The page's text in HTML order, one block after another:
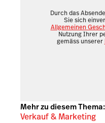
Durch das
Sie sich
Allgemeinen
Nutzung Ihrer
gemäss unserer
Mehr zu diesem Thema:
Verkauf & Marketing